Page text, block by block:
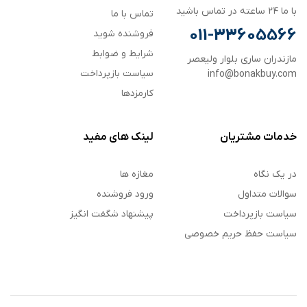
با ما ۲۴ ساعته در تماس باشید
011-33605566
مازندران ساری بلوار ولیعصر
info@bonakbuy.com
تماس با ما
فروشنده شوید
شرایط و ضوابط
سیاست بازپرداخت
کارمزدها
خدمات مشتریان
در یک نگاه
سوالات متداول
سیاست بازپرداخت
سیاست حفظ حریم خصوصی
لینک های مفید
مغازه ها
ورود فروشنده
پیشنهاد شگفت انگیز